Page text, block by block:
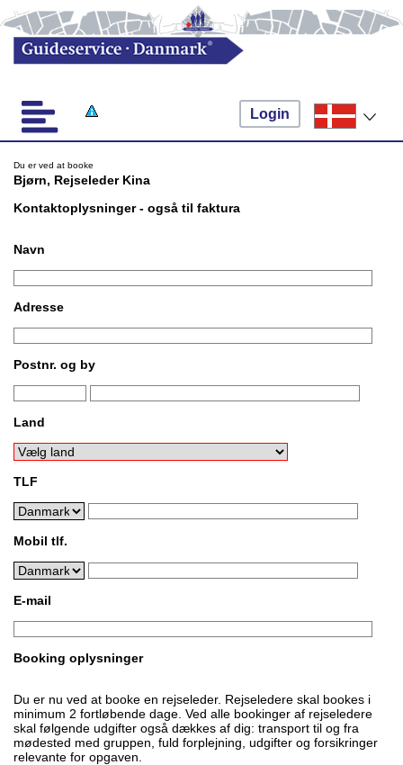
Login
Du er ved at booke
Bjørn, Rejseleder Kina
Kontaktoplysninger - også til faktura
Navn
Adresse
Postnr. og by
Land
TLF
Mobil tlf.
E-mail
Booking oplysninger
Du er nu ved at booke en rejseleder. Rejseledere skal bookes i
minimum 2 fortløbende dage. Ved alle bookinger af rejseledere
skal følgende udgifter også dækkes af dig: transport til og fra
mødested med gruppen, fuld forplejning, udgifter og forsikringer
relevante for opgaven.